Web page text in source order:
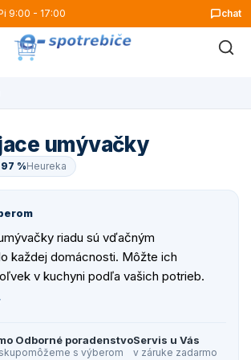
9:00 - 17:00 chat
umývačky
97 %Heureka
riadu sú vďačným
každej domácnosti. Môžte ich
v kuchyni podľa vašich potrieb.
a tie najnovšie modely ušetria aj
- 45 cm, štandardné - 60 cm a stolné
trieda poukazuje na spotrebu
Odborné poradenstvo
pomôžeme s výberom
Servis u Vás
v záruke zadarmo